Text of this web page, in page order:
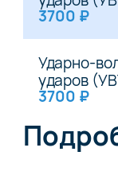
3700 ₽
Ударно-
ударов
3700 ₽